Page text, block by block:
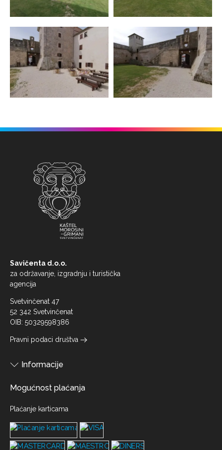
Savičenta d.o.o.
za održavanje, izgradnju i turistička
agencija
Svetvinčenat 47
52 342 Svetvinčenat
OIB: 50329598386
Pravni podaci društva
Informacije
Mogućnost plaćanja
Plaćanje karticama